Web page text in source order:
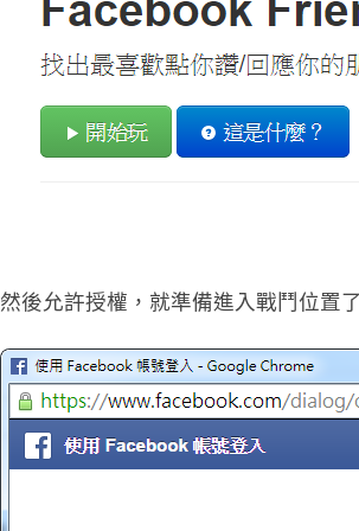
然後允許授權，就準備進入戰鬥位置